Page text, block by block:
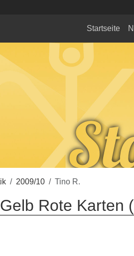
Startseite
2009/10 Tino R.
Rote Karten